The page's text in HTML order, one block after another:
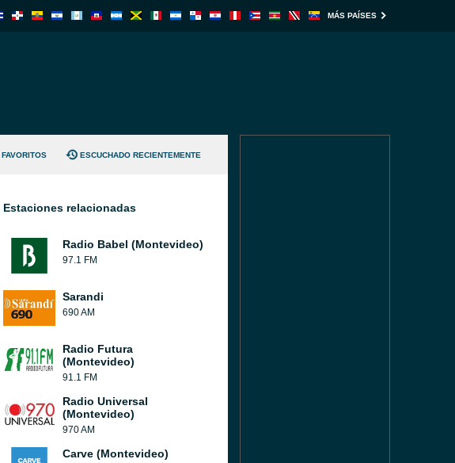
MÁS PAÍSES
FAVORITOS ESCUCHADO RECIENTEMENTE
Estaciones relacionadas
Radio Babel (Montevideo)
97.1 FM
Sarandi
690 AM
Radio Futura
(Montevideo)
91.1 FM
Radio Universal
(Montevideo)
970 AM
Carve (Montevideo)